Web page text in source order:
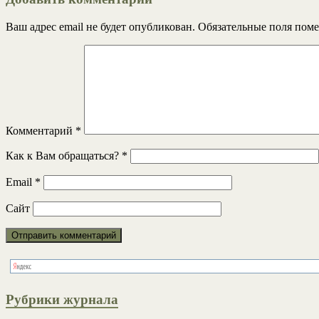
Ваш адрес email не будет опубликован. Обязательные поля
Комментарий *
Как к Вам обращаться? *
Email *
Сайт
Рубрики журнала